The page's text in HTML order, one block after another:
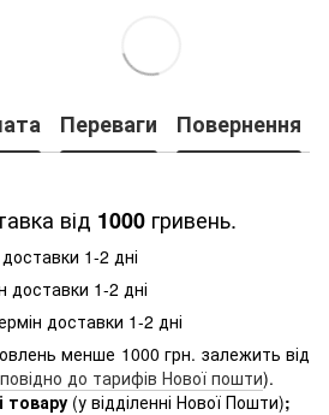
Переваги Повернення
від 1000 гривень.
1-2 дні
доставки 1-2 дні
доставки 1-2 дні
менше 1000 грн. залежить від
до тарифів Нової пошти).
товару (у відділенні Нової Пошти);